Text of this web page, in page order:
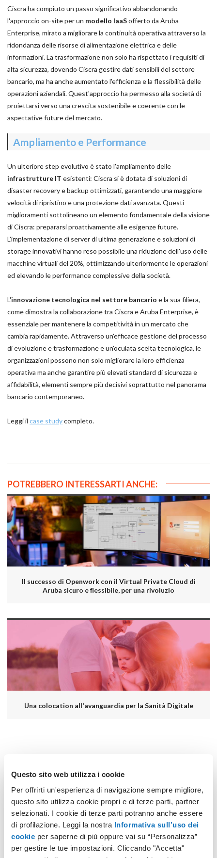
Questo sito web utilizza i cookie
Per offrirti un'esperienza di navigazione sempre migliore,
questo sito utilizza cookie propri e di terze parti, partner
selezionati. I cookie di terze parti potranno anche essere
di profilazione. Leggi la nostra Informativa sull’uso dei
cookie per saperne di più oppure vai su “Personalizza”
per gestire le tue impostazioni. Cliccando "Accetta"
Ciscra ha compiuto un passo significativo abbandonando
l'approccio on-site per un modello IaaSofferto da Aruba
Enterprise, mirato a migliorare la continuità operativa attraverso la
ridondanza delle risorse di alimentazione elettrica e delle
informazioni. La trasformazione non solo ha rispettato i requisiti di
alta sicurezza, dovendo Ciscra gestire dati sensibili del settore
bancario, ma ha anche aumentato l'efficienza e la flessibilità delle
operazioni aziendali. Quest'approccio ha permesso alla società di
proiettarsi verso una crescita sostenibile e coerente con le
aspettative future del mercato.
Ampliamento e Performance
Un ulteriore step evolutivo è stato l'ampliamento delle
infrastrutture IT esistenti: Ciscra si è dotata di soluzioni di
disaster recovery e backup ottimizzati, garantendo una maggiore
velocità di ripristino e una protezione dati avanzata. Questi
miglioramenti sottolineano un elemento fondamentale della visione
di Ciscra: prepararsi proattivamente alle esigenze future.
L'implementazione di server di ultima generazione e soluzioni di
storage innovativi hanno reso possibile una riduzione dell'uso delle
macchine virtuali del 20%, ottimizzando ulteriormente le operazioni
ed elevando le performance complessive della società.
L'innovazione tecnologica nel settore bancario e la sua filiera,
come dimostra la collaborazione tra Ciscra e Aruba Enterprise, è
essenziale per mantenere la competitività in un mercato che
cambia rapidamente. Attraverso un'efficace gestione del processo
di evoluzione e trasformazione e un'oculata scelta tecnologica, le
organizzazioni possono non solo migliorare la loro efficienza
operativa ma anche garantire più elevati standard di sicurezza e
affidabilità, elementi sempre più decisivi soprattutto nel panorama
bancario contemporaneo.
Leggi il case studycompleto.
POTREBBERO INTERESSARTI ANCHE:
Il successo di Openwork con il Virtual Private Cloud di
Aruba sicuro e flessibile, per una rivoluzio
Una colocation all'avanguardia per la Sanità Digitale
ARTICOLI RECENTI
SITO WEB
Migrazione Sito Web senza
perdere posizionamento: